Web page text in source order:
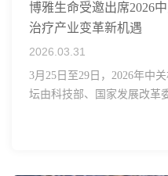
博雅生命受邀出席2026
治疗产业变革新机遇
2026.03.31
3月25日至29日，2026年中
坛由科技部、国家发展改革